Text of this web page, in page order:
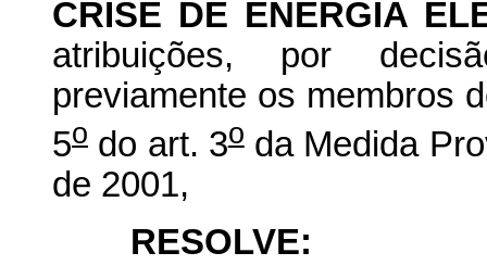
CRISE DE ENERGIA
atribuições, por
previamente os membros
5o do art. 3oda Medida
de 2001,
RESOLVE: